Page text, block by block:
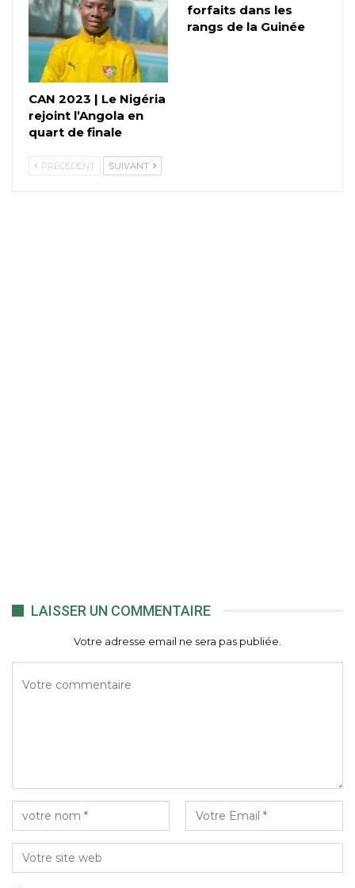
CAN 2023 | Le Nigéria
rejoint l’Angola en
quart de finale
forfaits dans les
rangs de la Guinée
PRÉCÉDENT SUIVANT
LAISSER UN COMMENTAIRE
Votre adresse email ne sera pas publiée.